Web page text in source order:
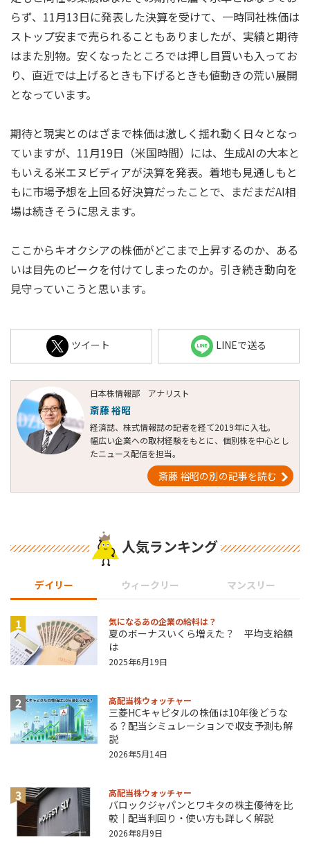
らず、11月13日に発表した決算を受けて、一時同社株価は
ストップ安まで売られることもありましたが、実績と期待
はまた別物。安くなったところでは押し目買いも入ってお
り、直近では上げるときも下げるときも値動きの荒い展開
となっています。
期待と現実とのはざまで株価は激しく揺れ動く日々となっ
ていますが、11月19日（米国時間）には、生成AIの大本と
もいえる米エヌビディアが決算を発表。着地も見通しもと
もに市場予想を上回る好決算だったことで、まだまだAI相
場は続きそうに思えます。
ここからキオクシアの株価がどこまで上昇するのか、ある
いは目先のピークを付けてしまったのか。引き続き動向を
見守っていこうと思います。
ツイート LINEで送る
日本株情報部 アナリスト
斎藤 裕昭
経済誌、株式情報誌の記者を経て2019年に入社。
幅広い企業への取材経験をもとに、個別株を中心とし
たニュース配信を担当。
斎藤 裕昭の別の記事を読む
人気ランキング
デイリー ウィークリー マンスリー
1 気になるあの企業の給料は？
夏のボーナスいくら増えた？ 平均支給額
は
2025年6月19日
2 高配当株ウォッチャー
三菱HCキャピタルの株価は10年後どうな
る？配当シミュレーションで収支予測も解
説
2026年5月14日
3 高配当株ウォッチャー
バロックジャパンとワキタの株主優待を比
較｜配当利回り・使い方も詳しく解説
2026年8月9日